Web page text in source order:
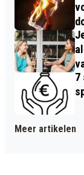
7
Meer artikelen